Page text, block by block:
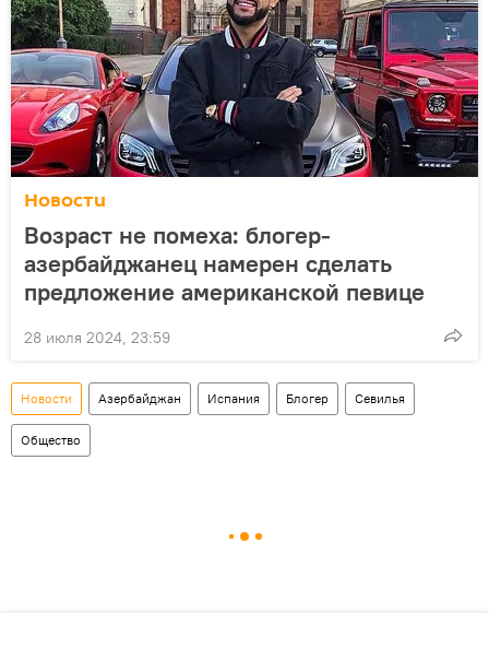
Новости
Возраст не помеха: блогер-
азербайджанец намерен сделать
предложение американской певице
28 июля 2024, 23:59
Новости Азербайджан Испания Блогер Севилья
Общество